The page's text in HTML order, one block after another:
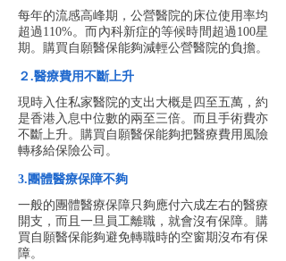
​每年的流感高峰期，公營醫院的床位使用率均
超過110%。而內科新症的等候時間超過100星
期。購買自願醫保能夠減輕公營醫院的負擔。
​２.醫療費用不斷上升
現時入住私家醫院的支出大概是四至五萬，約
是香港入息中位數的兩至三倍。而且手術費亦
不斷上升。購買自願醫保能夠把醫療費用風險
轉移給保險公司。
3.團體醫療保障不夠
​一般的團體醫療保障只夠應付六成左右的醫療
開支，而且一旦員工離職，就會沒有保障。購
買自願醫保能夠避免轉職時的空窗期沒布有保
障。